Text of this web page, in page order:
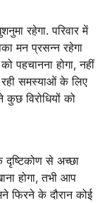
रहेगा. परिवार में
मन प्रसन्न रहेगा
पहचानना होगा, नहीं
रही समस्याओं के लिए
विरोधियों को
से अच्छा
होगा, तभी आप
फिरने के दौरान कोई